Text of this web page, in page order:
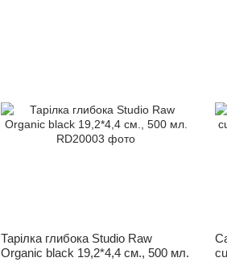
Тарілка глибока Studio Raw
Organic black 19,2*4,4 см., 500 мл.